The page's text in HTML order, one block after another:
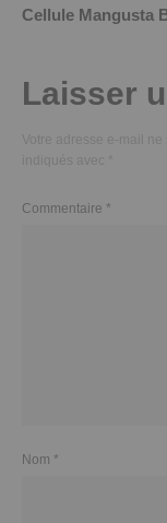
Cellule Mangusta
Laisser
Votre adresse e-mail ne
Commentaire *
Nom *